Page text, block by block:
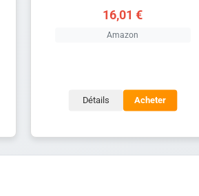
16,01 €
Amazon
Détails Acheter